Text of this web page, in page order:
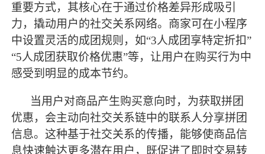
重要方式，其核心在于通过价格差异形成吸引
力，撬动用户的社交关系网络。商家可在小程序
中设置灵活的成团规则，如“3人成团享特定折扣”
“5人成团获取价格优惠”等，让用户在购买行为中
感受到明显的成本节约。
当用户对商品产生购买意向时，为获取拼团
优惠，会主动向社交关系链中的联系人分享拼团
信息。这种基于社交关系的传播，能够使商品信
息快速触达更多潜在用户，既促进了即时交易转